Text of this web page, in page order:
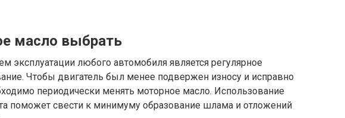
масло выбрать
эксплуатации любого автомобиля является регулярное
Чтобы двигатель был менее подвержен износу и исправно
периодически менять моторное масло. Использование
поможет свести к минимуму образование шлама и отложений